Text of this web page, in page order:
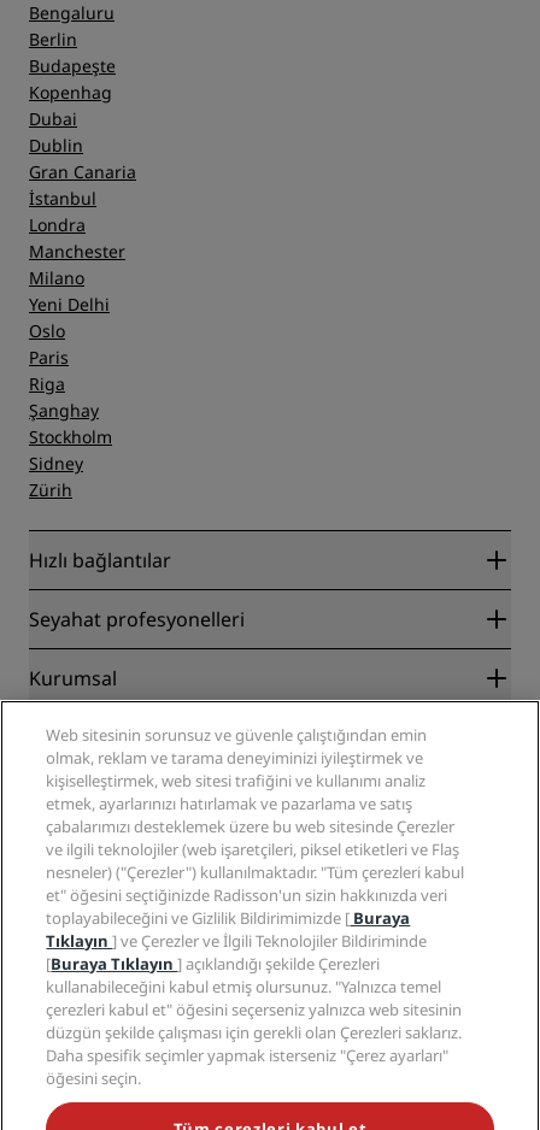
Bengaluru
Berlin
Budapeşte
Kopenhag
Dubai
Dublin
Gran Canaria
İstanbul
Londra
Manchester
Milano
Yeni Delhi
Oslo
Paris
Riga
Şanghay
Stockholm
Sidney
Zürih
Hızlı bağlantılar
Radisson Rewards
Blog
Radisson Hotels Uygulaması
Sports Approved oteller
Aile Dostu Oteller
Sağlık ve Güvenlik
Seyahat profesyonelleri
İş Ortakları
Seyahat acenteleri
Kurumsal
Radisson Hotel Group
Medya
Kariyer RHG
Kariyer PPHE
EHL Kariyer
The Club by RHG
Geliştirme fırsatları
Sorumlu İşletme
Satın Alma
Yasal
Gizlilik Merkezi
Yasal bildirim
Radisson Rewards hüküm ve koşulları
Site kullanım sözleşmesi
Dijital Erişilebilirlik
Modern Kölelik Beyanı
Yardım
Tüketici uyarıları
İletişim
SSS
Site haritası
Sosyal medya
Radisson Hotels Markaları
POPÜLER KAMPANYALARIMIZI KAÇIRMAYIN
Web sitesinin sorunsuz ve güvenle çalıştığından emin
olmak, reklam ve tarama deneyiminizi iyileştirmek ve
kişiselleştirmek, web sitesi trafiğini ve kullanımı analiz
etmek, ayarlarınızı hatırlamak ve pazarlama ve satış
çabalarımızı desteklemek üzere bu web sitesinde Çerezler
ve ilgili teknolojiler (web işaretçileri, piksel etiketleri ve Flaş
nesneler) ("Çerezler") kullanılmaktadır. "Tüm çerezleri kabul
et" öğesini seçtiğinizde Radisson'un sizin hakkınızda veri
toplayabileceğini ve Gizlilik Bildirimimizde [ Buraya
Tıklayın] ve Çerezler ve İlgili Teknolojiler Bildiriminde
[Buraya Tıklayın] açıklandığı şekilde Çerezleri
kullanabileceğini kabul etmiş olursunuz. "Yalnızca temel
çerezleri kabul et" öğesini seçerseniz yalnızca web sitesinin
düzgün şekilde çalışması için gerekli olan Çerezleri saklarız.
Daha spesifik seçimler yapmak isterseniz "Çerez ayarları"
öğesini seçin.